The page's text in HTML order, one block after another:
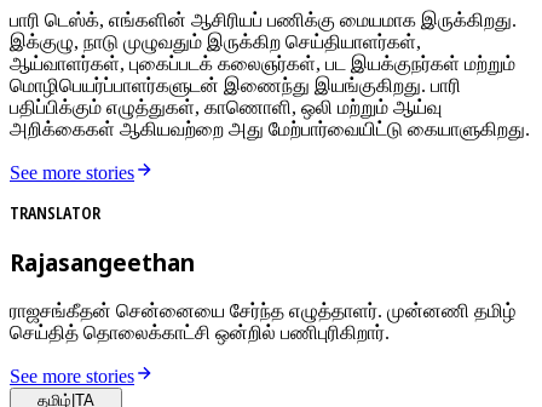
பாரி டெஸ்க், எங்களின் ஆசிரியப் பணிக்கு மையமாக இருக்கிறது.
இக்குழு, நாடு முழுவதும் இருக்கிற செய்தியாளர்கள்,
ஆய்வாளர்கள், புகைப்படக் கலைஞர்கள், பட இயக்குநர்கள் மற்றும்
மொழிபெயர்ப்பாளர்களுடன் இணைந்து இயங்குகிறது. பாரி
பதிப்பிக்கும் எழுத்துகள், காணொளி, ஒலி மற்றும் ஆய்வு
அறிக்கைகள் ஆகியவற்றை அது மேற்பார்வையிட்டு கையாளுகிறது.
See more stories
TRANSLATOR
Rajasangeethan
ராஜசங்கீதன் சென்னையை சேர்ந்த எழுத்தாளர். முன்னணி தமிழ்
செய்தித் தொலைக்காட்சி ஒன்றில் பணிபுரிகிறார்.
See more stories
தமிழ்|TA